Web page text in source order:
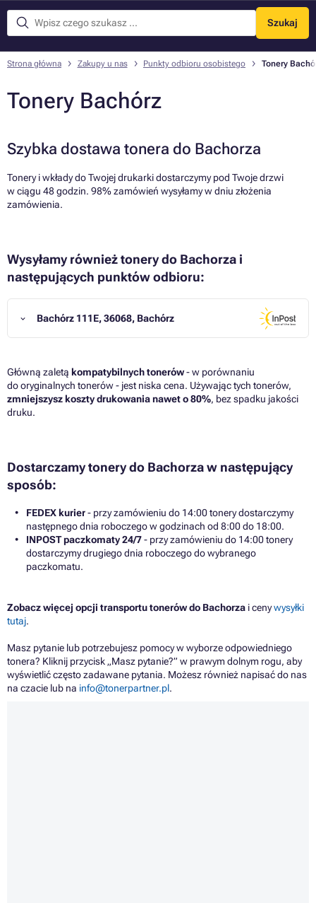
Szukaj
Menu
Strona główna Zakupy u nas Punkty odbioru osobistego Tonery
Tonery Bachórz
Szybka dostawa tonera do Bachorza
Tonery i wkłady do Twojej drukarki dostarczymy pod Twoje drzwi
w ciągu 48 godzin. 98% zamówień wysyłamy w dniu złożenia
zamówienia.
Wysyłamy również tonery do Bachorza i
następujących punktów odbioru:
Bachórz 111E, 36068, Bachórz
Główną zaletą kompatybilnych tonerów- w porównaniu
do oryginalnych tonerów - jest niska cena. Używając tych tonerów,
zmniejszysz koszty drukowania nawet o 80%, bez spadku jakości
druku.
Dostarczamy tonery do Bachorza w następujący
sposób:
FEDEX kurier- przy zamówieniu do 14:00 tonery dostarczymy
następnego dnia roboczego w godzinach od 8:00 do 18:00.
INPOST paczkomaty 24/7- przy zamówieniu do 14:00 tonery
dostarczymy drugiego dnia roboczego do wybranego
paczkomatu.
Zobacz więcej opcji transportu tonerów do Bachorza i cenywysyłki
tutaj.
Masz pytanie lub potrzebujesz pomocy w wyborze odpowiedniego
tonera? Kliknij przycisk „Masz pytanie?” w prawym dolnym rogu, aby
wyświetlić często zadawane pytania. Możesz również napisać do nas
na czacie lub na info@tonerpartner.pl.